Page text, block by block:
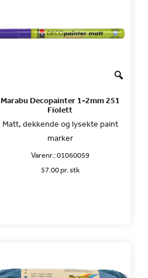
Marabu Decopainter 1-2mm 251
Fiolett
Matt, dekkende og lysekte paint
marker
Varenr.:01060059
57.00 pr. stk